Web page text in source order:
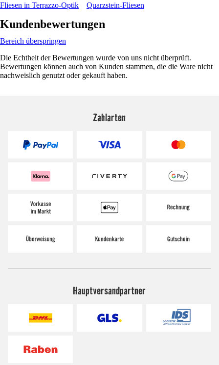
Fliesen in Terrazzo-Optik
Quarzstein-Fliesen
Kundenbewertungen
Bereich überspringen
Die Echtheit der Bewertungen wurde von uns nicht überprüft.
Bewertungen können auch von Kunden stammen, die die Ware nicht
nachweislich genutzt oder gekauft haben.
Zahlarten
Hauptversandpartner